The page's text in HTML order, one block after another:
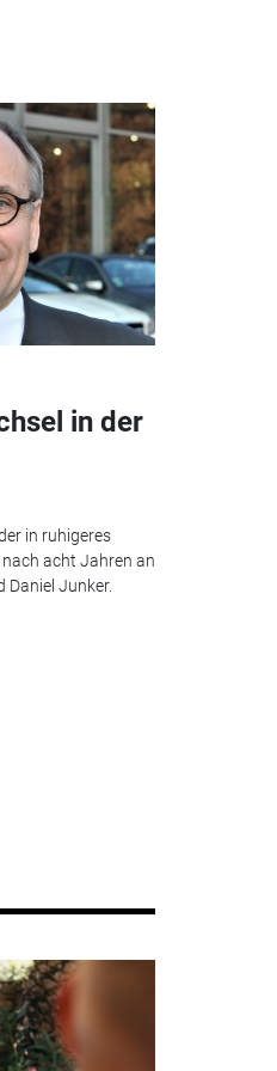
in der
in ruhigeres
acht Jahren an
Daniel Junker.